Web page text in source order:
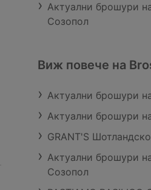
Актуални брошури
Созопол
Виж повече на
Актуални брошури
Актуални брошури
GRANT'S
Актуални брошури
Созопол